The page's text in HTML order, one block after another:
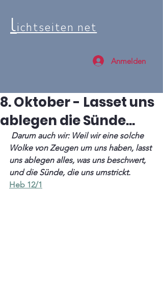
lichtseiten net
Anmelden
8. Oktober - Lasset uns
ablegen die Sünde...
Wolke von Zeugen um uns haben, lasst
uns ablegen alles, was uns beschwert,
und die Sünde, die uns umstrickt.
Heb 12/1